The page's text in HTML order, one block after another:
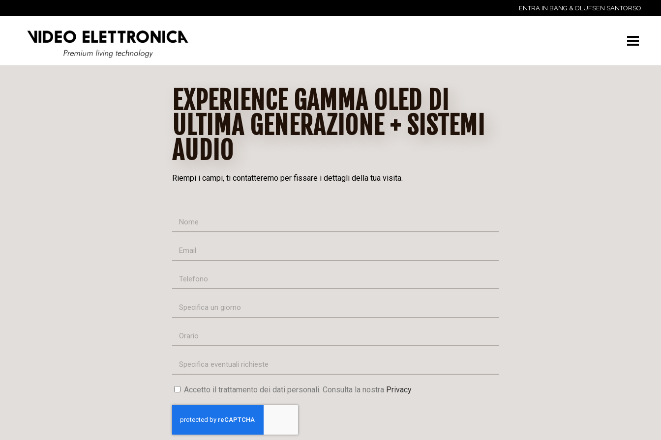
ENTRA IN BANG & OLUFSEN SANTORSO
EXPERIENCE GAMMA OLED DI
ULTIMA GENERAZIONE + SISTEMI
AUDIO
Riempi i campi, ti contatteremo per fissare i dettagli della tua visita.
Accetto il trattamento dei dati personali. Consulta la nostra Privacy